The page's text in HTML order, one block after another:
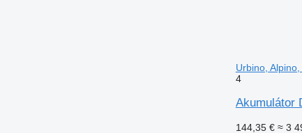
Urbino,
4
Akumulátor
144,35 € ≈ 3